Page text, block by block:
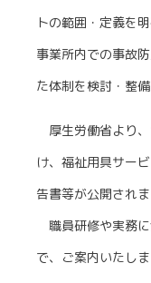
トの範囲・定義を明
事業所内での事故
た体制を検討・整
厚生労働省より
け、福祉用具サー
告書等が公開されま
職員研修や実務
で、ご案内いたしま